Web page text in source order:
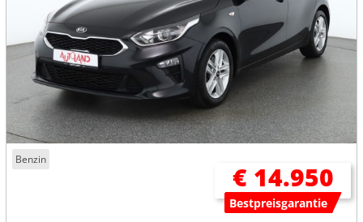
Benzin
€ 14.950
Bestpreisgarantie